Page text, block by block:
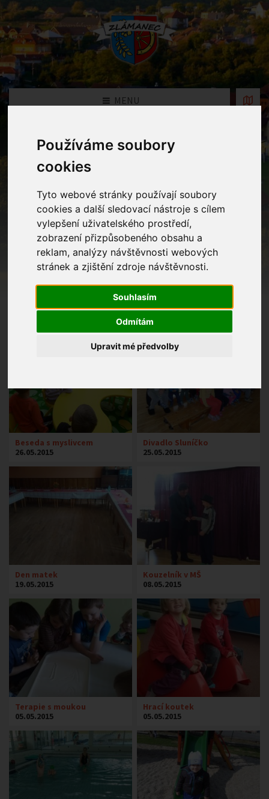
Používáme soubory
cookies
Tyto webové stránky používají soubory
cookies a další sledovací nástroje s cílem
vylepšení uživatelského prostředí,
zobrazení přizpůsobeného obsahu a
reklam, analýzy návštěvnosti webových
stránek a zjištění zdroje návštěvnosti.
Souhlasím
Odmítám
Upravit mé předvolby
MENU
Fotogalerie
Beseda s myslivcem
26.05.2015
Divadlo Sluníčko
25.05.2015
Den matek
19.05.2015
Kouzelník v MŠ
08.05.2015
Terapie s moukou
05.05.2015
Hrací koutek
05.05.2015